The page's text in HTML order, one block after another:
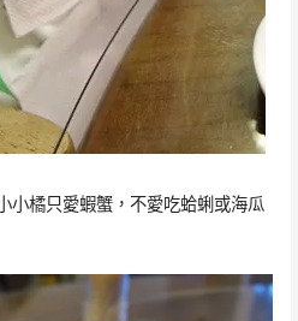
小橘只愛蝦蟹，不愛吃蛤蜊或海瓜